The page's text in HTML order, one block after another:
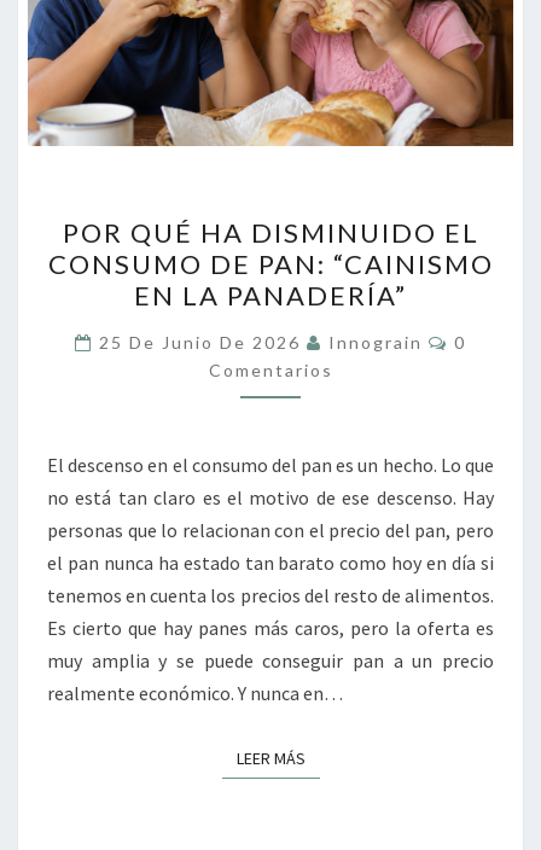
QUÉ
HA
DISMINUIDO
EL
CONSUMO
DE
“CAINISMO
EN
LA
PANADERÍA”
POR QUÉ HA DISMINUIDO EL
CONSUMO DE PAN: “CAINISMO
EN LA PANADERÍA”
25 De Junio De 2026 Innograin
0
Comentarios
El descenso en el consumo del pan es un hecho. Lo que
no está tan claro es el motivo de ese descenso. Hay
personas que lo relacionan con el precio del pan, pero
el pan nunca ha estado tan barato como hoy en día si
tenemos en cuenta los precios del resto de alimentos.
Es cierto que hay panes más caros, pero la oferta es
muy amplia y se puede conseguir pan a un precio
realmente económico. Y nunca en…
LEER MÁSLEER MÁS